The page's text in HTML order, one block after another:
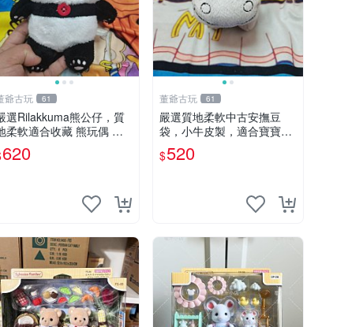
爺古玩 61
選Rilakkuma熊公仔，質
柔軟適合收藏 熊玩偶 柔
軟 公仔 收藏
620
董爺古玩 61
嚴選質地柔軟中古安撫豆
袋，小牛皮製，適合寶寶安
心入眠。 安撫豆袋 小牛皮
寶寶安撫
$520